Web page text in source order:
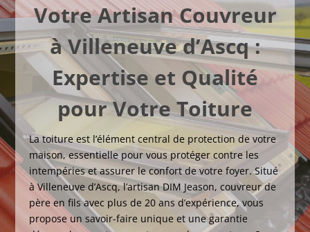
Votre Artisan Couvreur
à Villeneuve d’Ascq :
Expertise et Qualité
pour Votre Toiture
La toiture est l’élément central de protection de votre
maison, essentielle pour vous protéger contre les
intempéries et assurer le confort de votre foyer. Situé
à Villeneuve d’Ascq, l’artisan DIM Jeason, couvreur de
père en fils avec plus de 20 ans d’expérience, vous
propose un savoir-faire unique et une garantie